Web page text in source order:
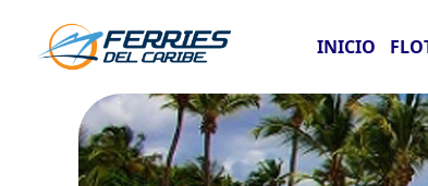
INICIO